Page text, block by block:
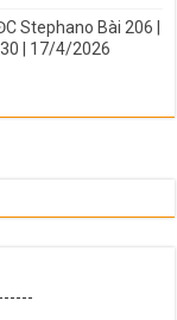
Stephano Bài 206 |
| 17/4/2026